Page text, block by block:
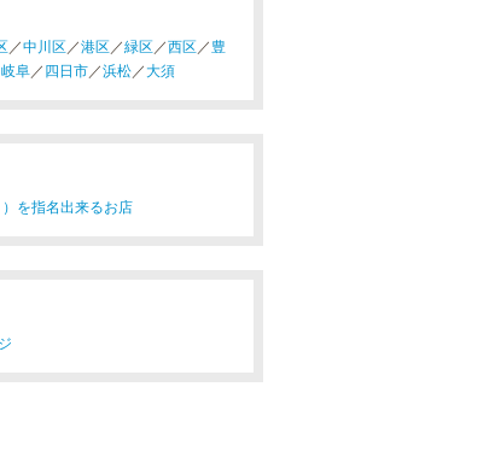
／中川区／港区／緑区／西区／豊
岐阜／四日市／浜松／大須
を指名出来るお店